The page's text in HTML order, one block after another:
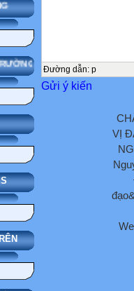
TRƯỜNGĐường dẫn: p
Gửi ý kiến
VỊ